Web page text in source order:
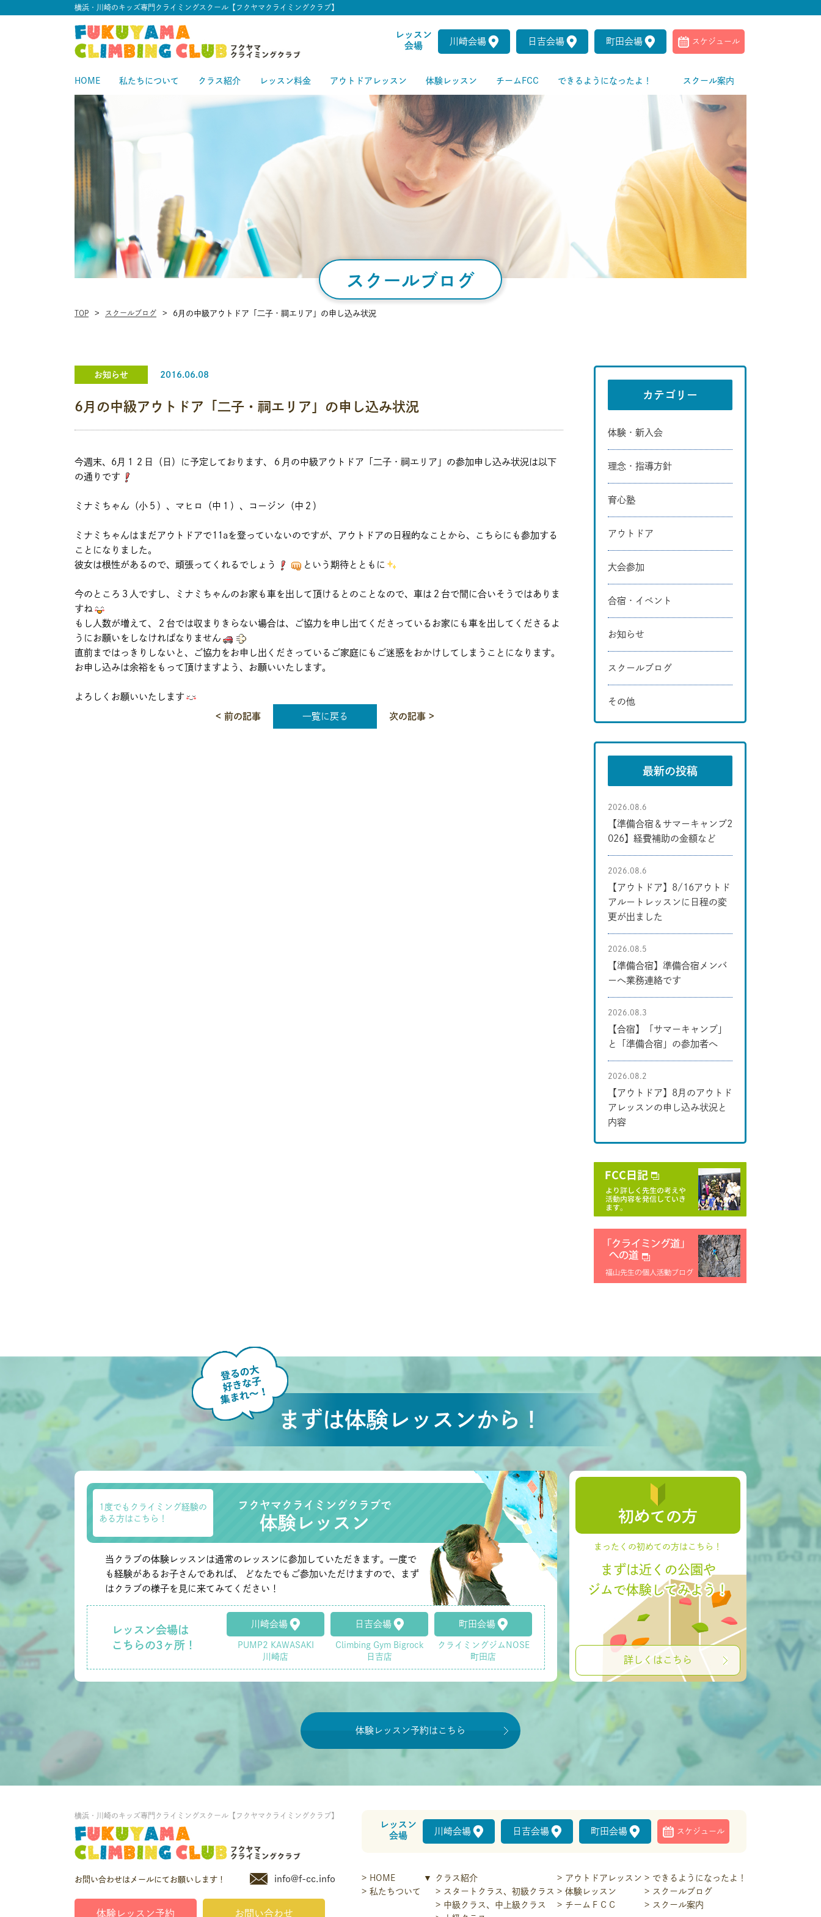
横浜・川崎のキッズ専門クライミングスクール【フクヤマクライミングクラブ】
レッスン
会場
川崎会場 日吉会場 町田会場 スケジュール
HOME 私たちについて クラス紹介 レッスン料金 アウトドアレッスン 体験レッスン チームFCC できるようになったよ！ スクール案内
スクールブログ
TOP スクールブログ 6月の中級アウトドア「二子・祠エリア」の申し込み状況
お知らせ 2016.06.08
6月の中級アウトドア「二子・祠エリア」の申し込み状況
今週末、6月１２日（日）に予定しております、６月の中級アウトドア「二子・祠エリア」の参加申し込み状況は以下
の通りです
ミナミちゃん（小５）、マヒロ（中１）、コージン（中２）
ミナミちゃんはまだアウトドアで11aを登っていないのですが、アウトドアの日程的なことから、こちらにも参加する
ことになりました。
彼女は根性があるので、頑張ってくれるでしょう
という期待とともに
今のところ３人ですし、ミナミちゃんのお家も車を出して頂けるとのことなので、車は２台で間に合いそうではありま
すね
もし人数が増えて、２台では収まりきらない場合は、ご協力を申し出てくださっているお家にも車を出してくださるよ
うにお願いをしなければなりません
直前まではっきりしないと、ご協力をお申し出くださっているご家庭にもご迷惑をおかけしてしまうことになります。
お申し込みは余裕をもって頂けますよう、お願いいたします。
よろしくお願いいたします
< 前の記事 一覧に戻る 次の記事 >
カテゴリー
体験・新入会
理念・指導方針
育心塾
アウトドア
大会参加
合宿・イベント
お知らせ
スクールブログ
その他
最新の投稿
【準備合宿＆サマーキャンプ2
026】経費補助の金額など
2026.08.6
【アウトドア】8/16アウトド
アルートレッスンに日程の変
更が出ました
2026.08.6
【準備合宿】準備合宿メンバ
ーへ業務連絡です
2026.08.5
【合宿】「サマーキャンプ」
と「準備合宿」の参加者へ
2026.08.3
【アウトドア】8月のアウトド
アレッスンの申し込み状況と
内容
2026.08.2
まずは体験レッスンから！
1度でもクライミング経験の
ある方はこちら！
フクヤマクライミングクラブで
体験レッスン
当クラブの体験レッスンは通常のレッスンに参加していただきます。一度で
も経験があるお子さんであれば、 どなたでもご参加いただけますので、まず
はクラブの様子を見に来てみてください！
レッスン会場は
こちらの3ヶ所！
川崎会場
PUMP2 KAWASAKI
川崎店
日吉会場
Climbing Gym Bigrock
日吉店
町田会場
クライミングジムNOSE
町田店
初めての方
まったくの初めての方はこちら！
まずは近くの公園や
ジムで体験してみよう！
詳しくはこちら
体験レッスン予約はこちら
横浜・川崎のキッズ専門クライミングスクール【フクヤマクライミングクラブ】
お問い合わせはメールにてお願いします！ info@f-cc.info
体験レッスン予約 お問い合わせ
レッスン
会場
川崎会場 日吉会場 町田会場 スケジュール
HOME
私たちついて
クラス紹介
スタートクラス、初級クラス
中級クラス、中上級クラス
アウトドアレッスン
体験レッスン
チームＦＣＣ
できるようになったよ！
スクールブログ
スクール案内